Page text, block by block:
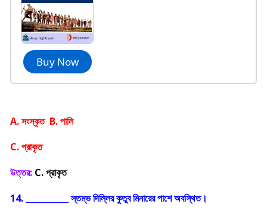
Buy Now
A. সংস্কৃত B. পালি
C. প্রাকৃত
উত্তর: C. প্রাকৃত
14.
স্তম্ভ দিল্লির কুতুব মিনারের পাশে অবস্থিত।